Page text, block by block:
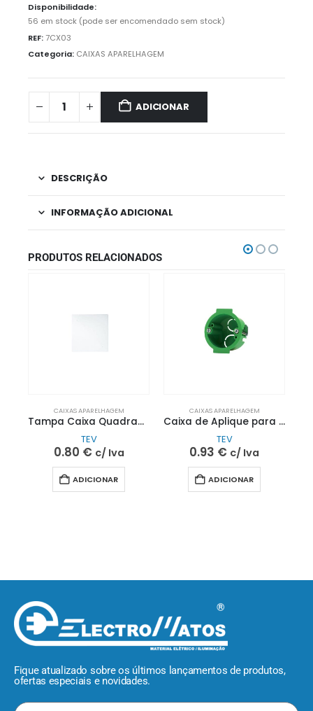
Disponibilidade:
56 em stock (pode ser encomendado sem stock)
REF:7CX03
Categoria: CAIXAS APARELHAGEM
ADICIONAR
DESCRIÇÃO
INFORMAÇÃO ADICIONAL
PRODUTOS RELACIONADOS
CAIXAS APARELHAGEM
Tampa Caixa Quadrada Pladur | TEV
TEV
0.80 € c/ Iva
ADICIONAR
CAIXAS APARELHAGEM
Caixa de Aplique para Pladur | TEV
TEV
0.93 € c/ Iva
ADICIONAR
Fique atualizado sobre os últimos lançamentos de produtos,
ofertas especiais e novidades.